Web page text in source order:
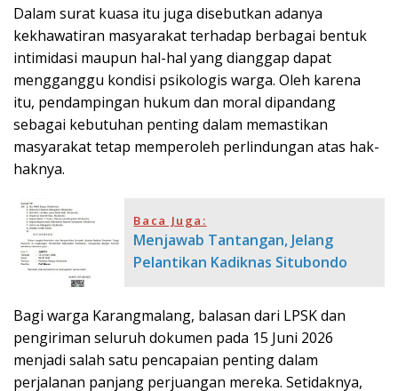
Dalam surat kuasa itu juga disebutkan adanya
kekhawatiran masyarakat terhadap berbagai bentuk
intimidasi maupun hal-hal yang dianggap dapat
mengganggu kondisi psikologis warga. Oleh karena
itu, pendampingan hukum dan moral dipandang
sebagai kebutuhan penting dalam memastikan
masyarakat tetap memperoleh perlindungan atas hak-
haknya.
Baca Juga:
Menjawab Tantangan, Jelang
Pelantikan Kadiknas Situbondo
Bagi warga Karangmalang, balasan dari LPSK dan
pengiriman seluruh dokumen pada 15 Juni 2026
menjadi salah satu pencapaian penting dalam
perjalanan panjang perjuangan mereka. Setidaknya,